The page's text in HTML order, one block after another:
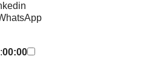
00:00